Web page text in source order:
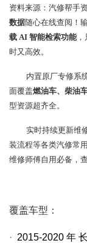
资料来源：汽修帮手
数据随心在线查阅！
载 AI 智能检索功能
时又高效。
内置原厂专修系
面覆盖燃油车、柴油
型资源超齐全。
实时持续更新维
装流程等各类汽修常
维修师傅自用必备，
覆盖车型：
· 2015-2020 年